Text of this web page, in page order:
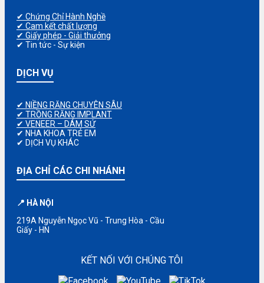
✔ Chứng Chỉ Hành Nghề
✔ Cam kết chất lượng
✔ Giấy phép - Giải thưởng
✔ Tin tức - Sự kiện
DỊCH VỤ
✔ NIỀNG RĂNG CHUYÊN SÂU
✔ TRỒNG RĂNG IMPLANT
✔ VENEER – DÁM SỨ
✔ NHA KHOA TRẺ EM
✔ DỊCH VỤ KHÁC
ĐỊA CHỈ CÁC CHI NHÁNH
📍 HÀ NỘI
219A Nguyễn Ngọc Vũ - Trung Hòa - Cầu
Giấy - HN
KẾT NỐI VỚI CHÚNG TÔI